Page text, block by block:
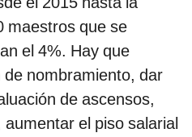
maestros que se
el 4%. Hay que
nombramiento, dar
de ascensos,
el piso salarial